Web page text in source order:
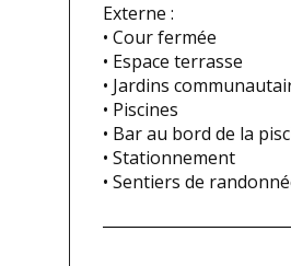
Externe :
• Cour fermée
• Espace terrasse
• Jardins
• Piscines
• Bar au bord de la
• Stationnement
• Sentiers de